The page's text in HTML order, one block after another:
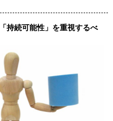
持続可能性」を重視するべ